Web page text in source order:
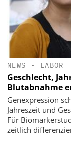
NEWS • LABOR
Geschlecht,
Blutabnahme
Genexpression
Jahreszeit und
Für
zeitlich